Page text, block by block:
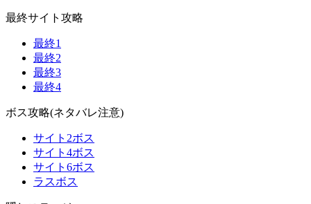
最終サイト攻略
最終1
最終2
最終3
最終4
ボス攻略(ネタバレ注意)
サイト2ボス
サイト4ボス
サイト6ボス
ラスボス